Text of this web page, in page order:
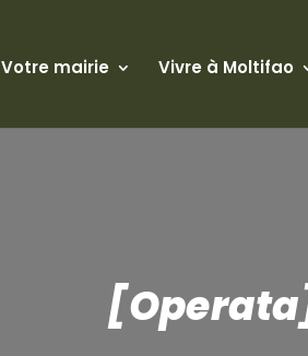
Votre mairie Vivre à Moltifao